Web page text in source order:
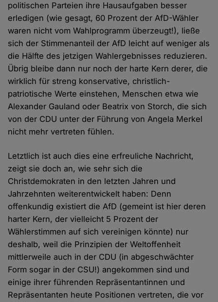
politischen Parteien ihre Hausaufgaben besser
erledigen (wie gesagt, 60 Prozent der AfD-Wähler
waren nicht vom Wahlprogramm überzeugt!), ließe
sich der Stimmenanteil der AfD leicht auf weniger als
die Hälfte des jetzigen Wahlergebnisses reduzieren.
Übrig bleibe dann nur noch der harte Kern derer, die
wirklich für streng konservative, christlich-
patriotische Werte einstehen, Menschen etwa wie
Alexander Gauland oder Beatrix von Storch, die sich
von der CDU unter der Führung von Angela Merkel
nicht mehr vertreten fühlen.
Letztlich ist auch dies eine erfreuliche Nachricht,
zeigt sie doch an, wie sehr sich die
Christdemokraten in den letzten Jahren und
Jahrzehnten weiterentwickelt haben: Denn
offenkundig existiert die AfD (gemeint ist hier deren
harter Kern, der vielleicht 5 Prozent der
Wählerstimmen auf sich vereinigen könnte) nur
deshalb, weil die Prinzipien der Weltoffenheit
mittlerweile auch in der CDU (in abgeschwächter
Form sogar in der CSU!) angekommen sind und
einige ihrer führenden Repräsentantinnen und
Repräsentanten heute Positionen vertreten, die vor